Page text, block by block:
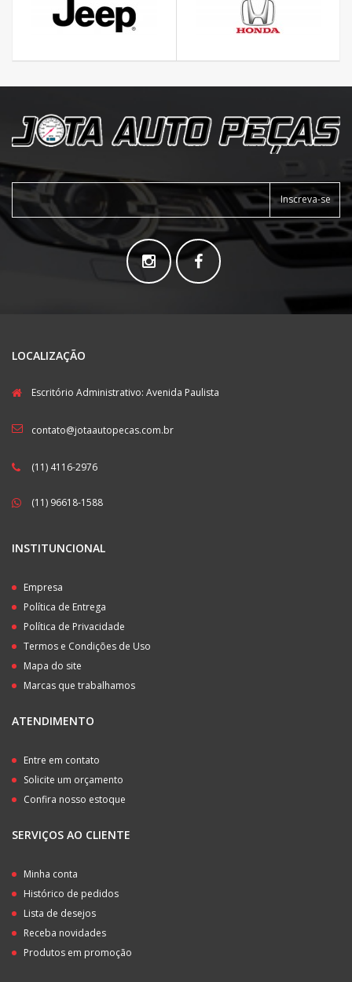
Inscreva-se
LOCALIZAÇÃO
Escritório Administrativo: Avenida Paulista
contato@jotaautopecas.com.br
(11) 4116-2976
(11) 96618-1588
INSTITUNCIONAL
Empresa
Política de Entrega
Política de Privacidade
Termos e Condições de Uso
Mapa do site
Marcas que trabalhamos
ATENDIMENTO
Entre em contato
Solicite um orçamento
Confira nosso estoque
SERVIÇOS AO CLIENTE
Minha conta
Histórico de pedidos
Lista de desejos
Receba novidades
Produtos em promoção